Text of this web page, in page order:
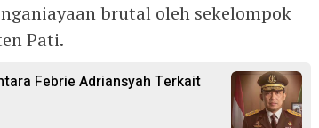
brutal oleh sekelompok
Pati.
Febrie Adriansyah Terkait